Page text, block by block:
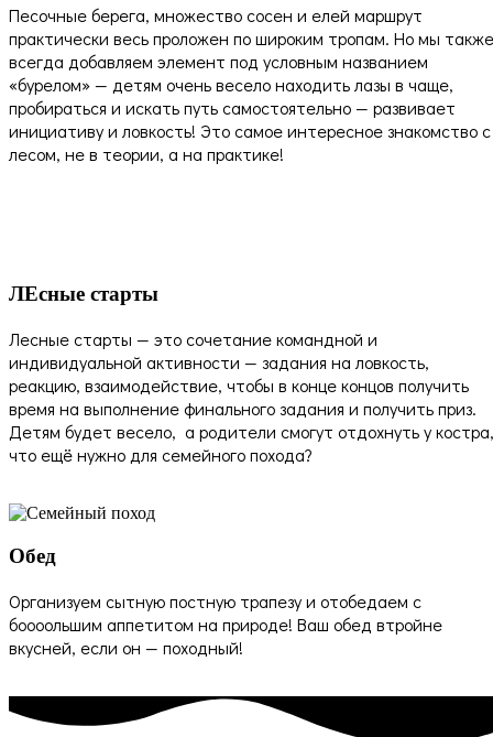
Песочные берега, множество сосен и елей маршрут
практически весь проложен по широким тропам. Но мы также
всегда добавляем элемент под условным названием
«бурелом» — детям очень весело находить лазы в чаще,
пробираться и искать путь самостоятельно — развивает
инициативу и ловкость! Это самое интересное знакомство с
лесом, не в теории, а на практике!
ЛЕсные старты
Лесные старты — это сочетание командной и
индивидуальной активности — задания на ловкость,
реакцию, взаимодействие, чтобы в конце концов получить
время на выполнение финального задания и получить приз.
Детям будет весело, а родители смогут отдохнуть у костра,
что ещё нужно для семейного похода?
Обед
Организуем сытную постную трапезу и отобедаем с
боооольшим аппетитом на природе! Ваш обед втройне
вкусней, если он — походный!